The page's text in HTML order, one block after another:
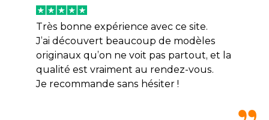
Très bonne expérience avec ce site.
J’ai découvert beaucoup de modèles
originaux qu’on ne voit pas partout, et la
qualité est vraiment au rendez-vous.
Je recommande sans hésiter !